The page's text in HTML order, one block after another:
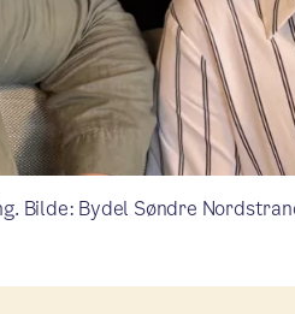
Bilde: Bydel Søndre